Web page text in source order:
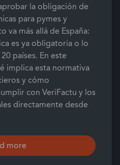
la obligación de
para pymes y
va más allá de España:
es ya obligatoria o lo
países. En este
implica esta normativa
y cómo
con VeriFactu y los
directamente desde
more